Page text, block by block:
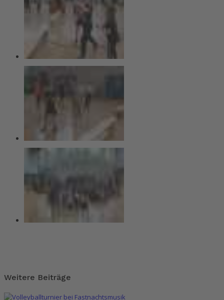
Weitere Beiträge